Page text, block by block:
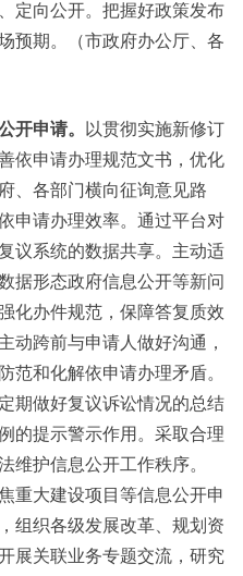
定向公开。把握好政策发布
预期。（市政府办公厅、各
开申请。
以贯彻实施新修订
依申请办理规范文书，优化
、各部门横向征询意见路
申请办理效率。通过平台对
议系统的数据共享。主动适
据形态政府信息公开等新问
化办件规范，保障答复质效
动跨前与申请人做好沟通，
范和化解依申请办理矛盾。
期做好复议诉讼情况的总结
的提示警示作用。采取合理
维护信息公开工作秩序。
重大建设项目等信息公开申
组织各级发展改革、规划资
展关联业务专题交流，研究